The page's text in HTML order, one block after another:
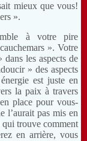
mieux que vous!
».
à votre pire
». Votre
les aspects de
» des aspects
est juste en
la paix à travers
place pour vous-
l’aurait pas mis en
qui trouve comment
en arrière, vous